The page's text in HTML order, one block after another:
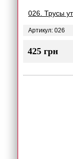
026. Трусы
Артикул: 026
425 грн